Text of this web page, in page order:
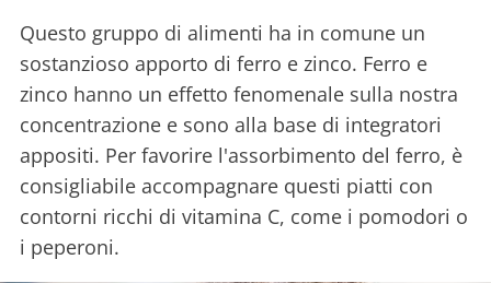
Questo gruppo di alimenti ha in comune un
sostanzioso apporto di ferro e zinco. Ferro e
zinco hanno un effetto fenomenale sulla nostra
concentrazione e sono alla base di integratori
appositi. Per favorire l'assorbimento del ferro, è
consigliabile accompagnare questi piatti con
contorni ricchi di vitamina C, come i pomodori o
i peperoni.